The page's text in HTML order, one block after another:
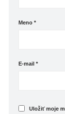
Meno*
E-mail*
Uložiť moje